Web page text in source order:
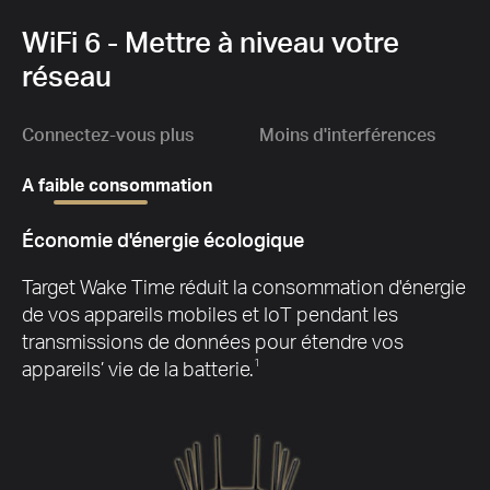
6
WiFi 6 - Mettre à niveau votre
réseau
Connectez-vous plus Moins d'interférences
A faible consommation
Économie d'énergie écologique
Target Wake Time réduit la consommation d'énergie
de vos appareils mobiles et IoT pendant les
transmissions de données pour étendre vos
appareils’ vie de la batterie.1